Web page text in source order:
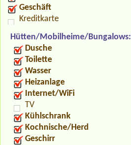
Geschäft
Kreditkarte
Hütten/Mobilheime/Bungalows:
Dusche
Toilette
Wasser
Heizanlage
Internet/WiFi
TV
Kühlschrank
Kochnische/Herd
Geschirr